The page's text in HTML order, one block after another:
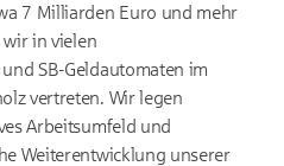
7 Milliarden Euro und mehr
in vielen
SB-Geldautomaten im
vertreten. Wir legen
Arbeitsumfeld und
Weiterentwicklung unserer